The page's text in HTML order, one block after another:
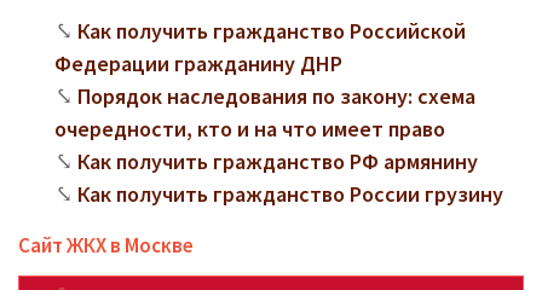
Как получить гражданство Российской
Федерации гражданину ДНР
Порядок наследования по закону: схема
очередности, кто и на что имеет право
Как получить гражданство РФ армянину
Как получить гражданство России грузину
Сайт ЖКХ в Москве